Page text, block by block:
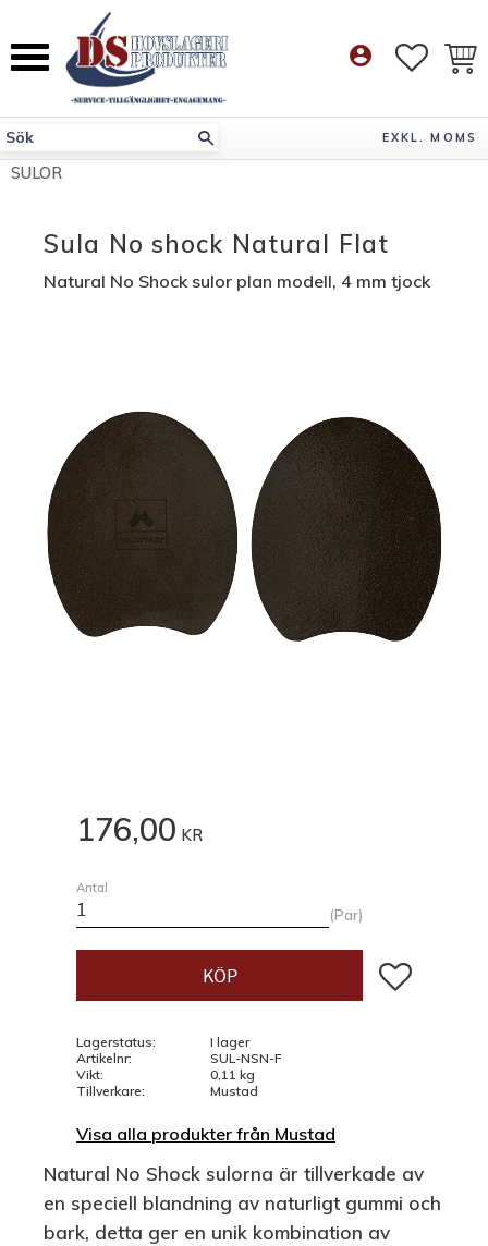
Meny account_circle
EXKL. MOMS
SULOR
Sula No shock Natural Flat
Natural No Shock sulor plan modell, 4 mm tjock
176,00 KR
Antal
Par
KÖP Lägg till i
Lagerstatus
I lager
Artikelnr
SUL-NSN-F
Vikt
0,11 kg
Tillverkare
Mustad
Visa alla produkter från Mustad
Natural No Shock sulorna är tillverkade av
en speciell blandning av naturligt gummi och
bark, detta ger en unik kombination av